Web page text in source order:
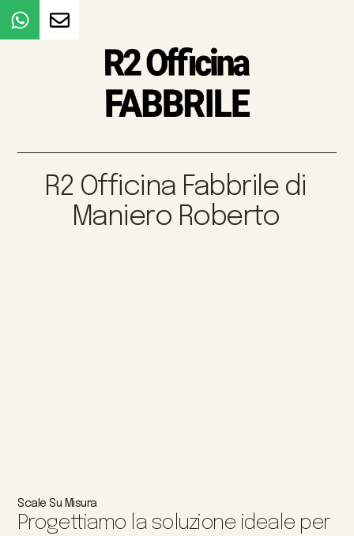
R2 Officina Fabbrile di
Maniero Roberto
Scale Su Misura
Progettiamo la soluzione ideale per